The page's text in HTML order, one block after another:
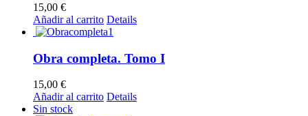
15,00 €
Añadir al carrito Details
Obra completa. Tomo I
15,00 €
Añadir al carrito Details
Sin stock